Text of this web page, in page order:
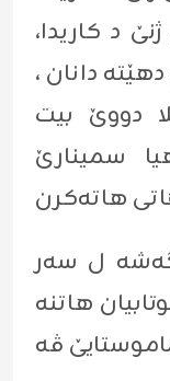
د کاریدا،
دانان ،
دووێ بیت
سمینارێ
ل سەر
ھاتنە